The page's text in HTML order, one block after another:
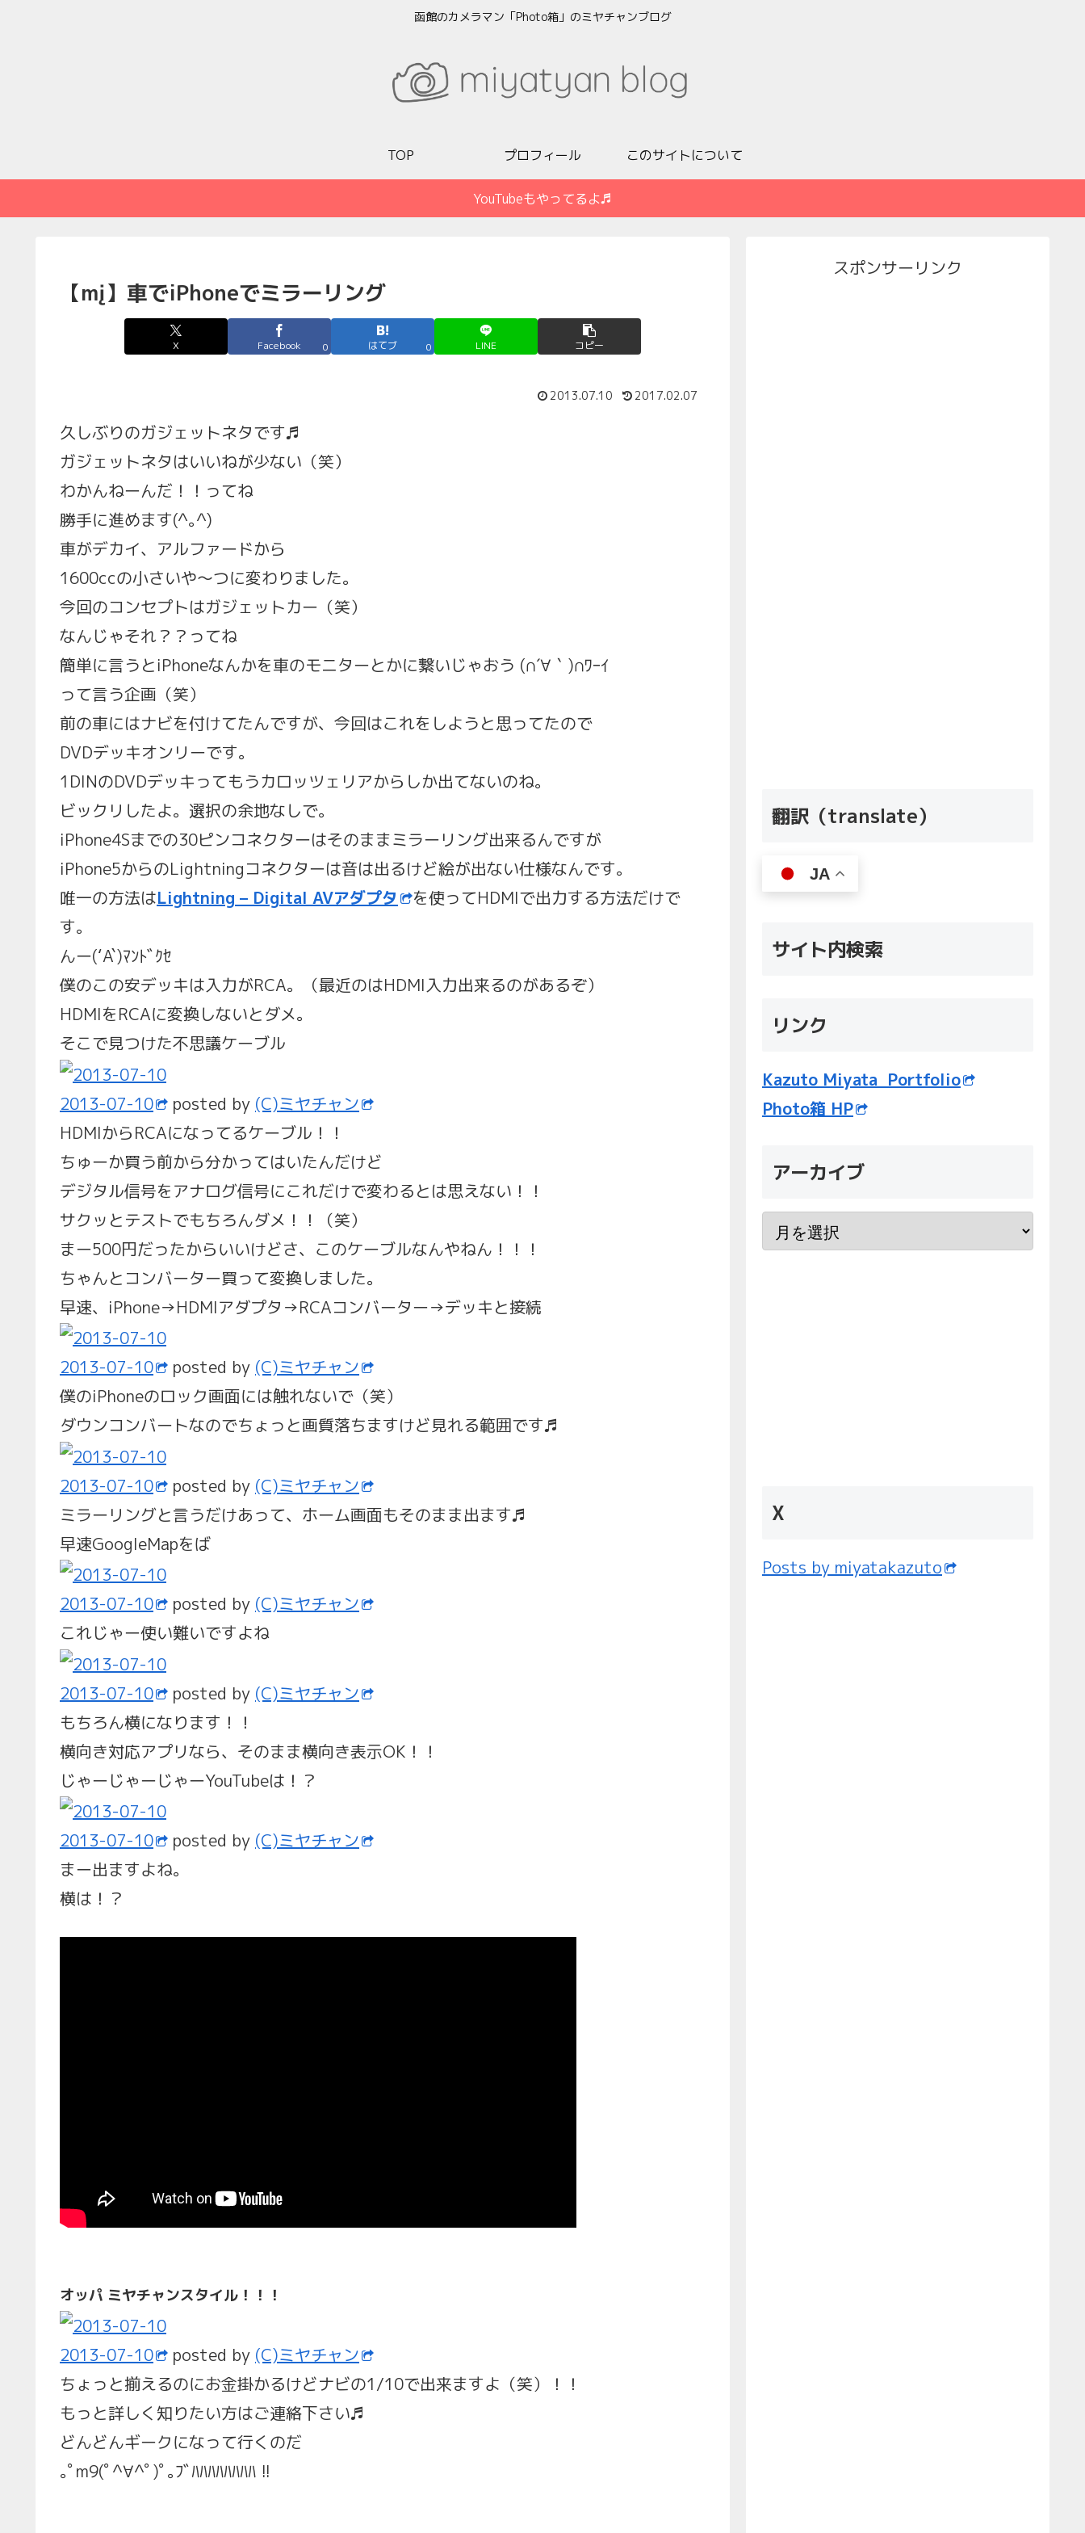
函館のカメラマン「Photo箱」のミヤチャンブログ
TOP プロフィール このサイトについて
YouTubeもやってるよ♬
【mį】車でiPhoneでミラーリング
X Facebook 0 はてブ 0 LINE コピー
2013.07.10 2017.02.07
久しぶりのガジェットネタです♬
ガジェットネタはいいねが少ない（笑）
わかんねーんだ！！ってね
勝手に進めます(^｡^)
車がデカイ、アルファードから
1600ccの小さいや～つに変わりました。
今回のコンセプトはガジェットカー（笑）
なんじゃそれ？？ってね
簡単に言うとiPhoneなんかを車のモニターとかに繋いじゃおう (∩´∀｀)∩ﾜｰｲ
って言う企画（笑）
前の車にはナビを付けてたんですが、今回はこれをしようと思ってたので
DVDデッキオンリーです。
1DINのDVDデッキってもうカロッツェリアからしか出てないのね。
ビックリしたよ。選択の余地なしで。
iPhone4Sまでの30ピンコネクターはそのままミラーリング出来るんですが
iPhone5からのLightningコネクターは音は出るけど絵が出ない仕様なんです。
唯一の方法はLightning – Digital AVアダプタ
を使ってHDMIで出力する方法だけで
す。
んー(‘A`)ﾏﾝﾄﾞｸｾ
僕のこの安デッキは入力がRCA。（最近のはHDMI入力出来るのがあるぞ）
HDMIをRCAに変換しないとダメ。
そこで見つけた不思議ケーブル
2013-07-10 posted by (C)ミヤチャン
HDMIからRCAになってるケーブル！！
ちゅーか買う前から分かってはいたんだけど
デジタル信号をアナログ信号にこれだけで変わるとは思えない！！
サクッとテストでもちろんダメ！！（笑）
まー500円だったからいいけどさ、このケーブルなんやねん！！！
ちゃんとコンバーター買って変換しました。
早速、iPhone→HDMIアダプタ→RCAコンバーター→デッキと接続
2013-07-10 posted by (C)ミヤチャン
僕のiPhoneのロック画面には触れないで（笑）
ダウンコンバートなのでちょっと画質落ちますけど見れる範囲です♬
2013-07-10 posted by (C)ミヤチャン
ミラーリングと言うだけあって、ホーム画面もそのまま出ます♬
早速GoogleMapをば
2013-07-10 posted by (C)ミヤチャン
これじゃー使い難いですよね
2013-07-10 posted by (C)ミヤチャン
もちろん横になります！！
横向き対応アプリなら、そのまま横向き表示OK！！
じゃーじゃーじゃーYouTubeは！？
2013-07-10 posted by (C)ミヤチャン
まー出ますよね。
横は！？
オッパ ミヤチャンスタイル！！！
2013-07-10 posted by (C)ミヤチャン
ちょっと揃えるのにお金掛かるけどナビの1/10で出来ますよ（笑）！！
もっと詳しく知りたい方はご連絡下さい♬
どんどんギークになって行くのだ
｡ﾟm9(ﾟ^∀^ﾟ)ﾟ｡ﾌﾞﾊﾊﾊﾊﾊﾊﾊﾊ !!
スポンサーリンク
翻訳（translate）
JA
サイト内検索
リンク
Kazuto Miyata Portfolio
Photo箱 HP
アーカイブ
X
Posts by miyatakazuto